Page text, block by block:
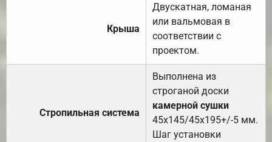
Крыша
Двускатная, ломаная
или вальмовая в
соответствии с
проектом.
Стропильная система
Выполнена из
строганой доски
камерной сушки
45х145/45х195+/-5 мм.
Шаг установки